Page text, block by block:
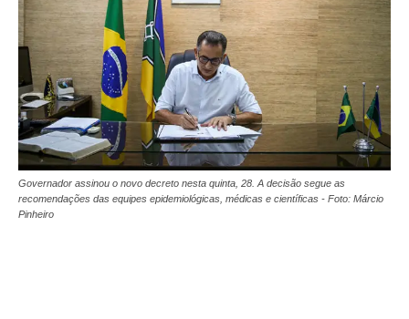
Governador assinou o novo decreto nesta quinta, 28. A decisão segue as
recomendações das equipes epidemiológicas, médicas e científicas - Foto: Márcio
Pinheiro